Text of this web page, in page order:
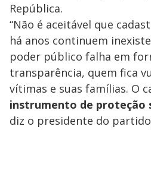
República.
“Não é aceitável que
há anos continuem
poder público falha em
transparência, quem fica
vítimas e suas famílias. O
instrumento de proteção
diz o presidente do